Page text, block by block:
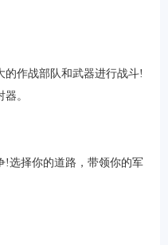
的作战部队和武器进行战斗!
。
!选择你的道路，带领你的军